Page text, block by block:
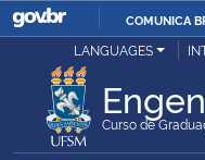
COMUNICA
Ministério da Justiça e
LANGUAGES
Curso de